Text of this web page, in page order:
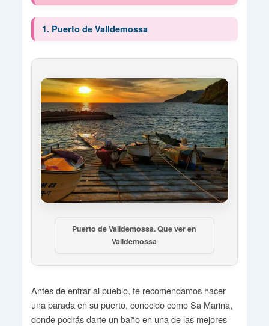
1. Puerto de Valldemossa
Puerto de Valldemossa. Que ver en
Valldemossa
Antes de entrar al pueblo, te recomendamos hacer
una parada en su puerto, conocido como Sa Marina,
donde podrás darte un baño en una de las mejores